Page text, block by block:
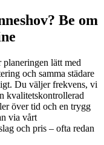
Be om
lätt med
och samma städare
Du väljer frekvens, vi
kvalitetskontrollerad
över tid och en trygg
via vårt
och pris – ofta redan